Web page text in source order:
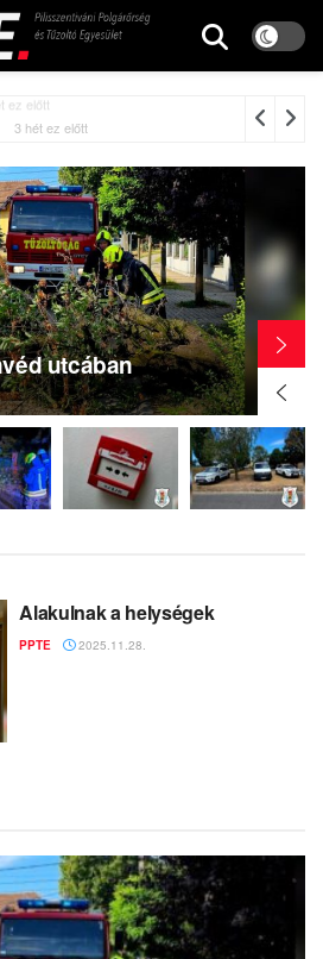
utcában
Alakulnak a helységek
PPTE 2025.11.28.